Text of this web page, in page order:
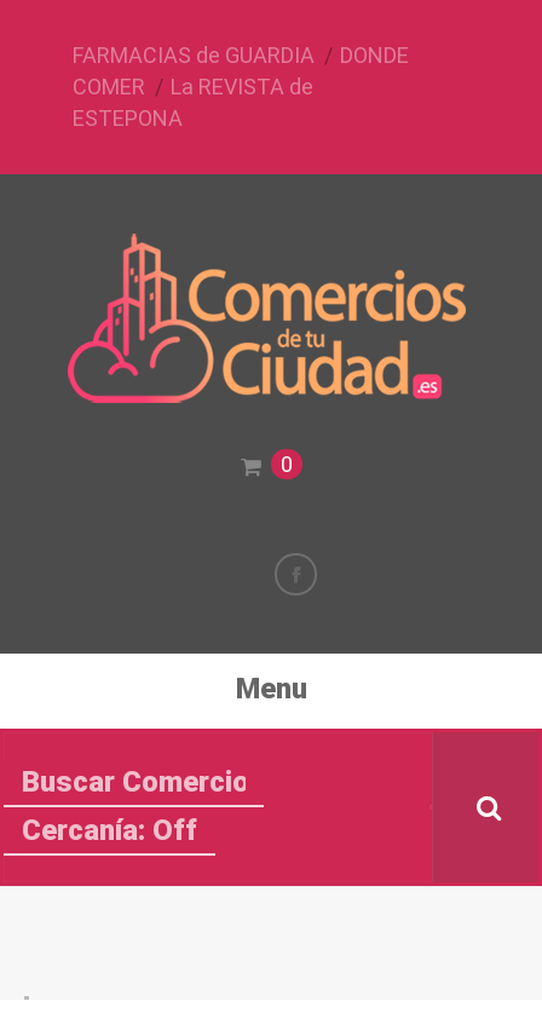
FARMACIAS de GUARDIA
DONDE
COMER
La REVISTA de
ESTEPONA
0
Menu
Cercanía: Off